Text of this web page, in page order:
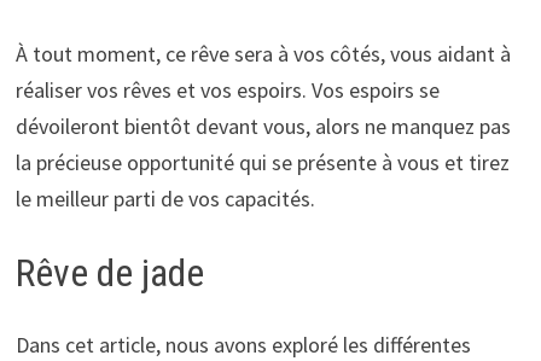
À tout moment, ce rêve sera à vos côtés, vous aidant à
réaliser vos rêves et vos espoirs. Vos espoirs se
dévoileront bientôt devant vous, alors ne manquez pas
la précieuse opportunité qui se présente à vous et tirez
le meilleur parti de vos capacités.
Rêve de jade
Dans cet article, nous avons exploré les différentes